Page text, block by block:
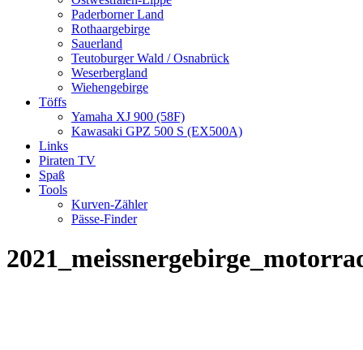
Paderborner Land
Rothaargebirge
Sauerland
Teutoburger Wald / Osnabrück
Weserbergland
Wiehengebirge
Töffs
Yamaha XJ 900 (58F)
Kawasaki GPZ 500 S (EX500A)
Links
Piraten TV
Spaß
Tools
Kurven-Zähler
Pässe-Finder